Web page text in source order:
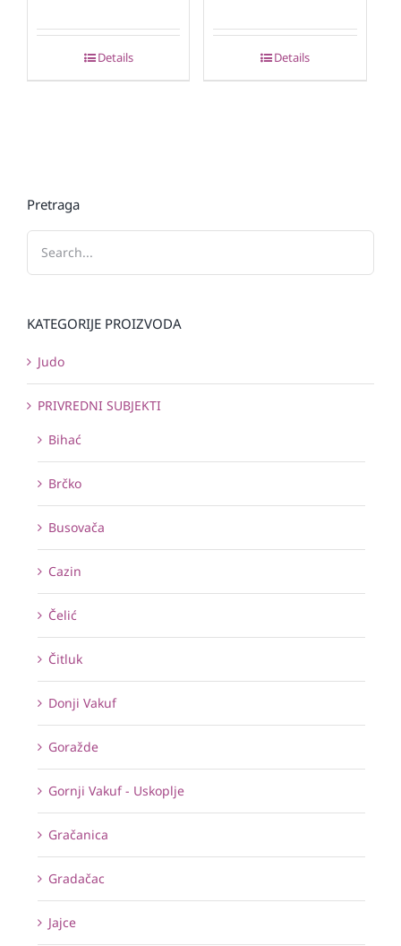
Details Details
Pretraga
KATEGORIJE PROIZVODA
Judo
PRIVREDNI SUBJEKTI
Bihać
Brčko
Busovača
Cazin
Čelić
Čitluk
Donji Vakuf
Goražde
Gornji Vakuf - Uskoplje
Gračanica
Gradačac
Jajce